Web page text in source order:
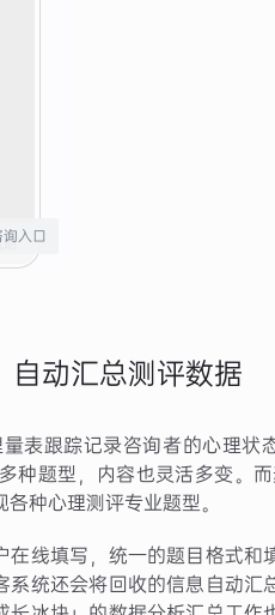
入口
自动汇总测评数据
表跟踪记录咨询者的心理状
种题型，内容也灵活多变。
种心理测评专业题型。
线填写，统一的题目格式和
统还会将回收的信息自动汇